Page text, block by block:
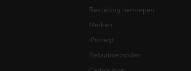
Bestelling herroepen
Merken
iProteqt
Betaalmethoden